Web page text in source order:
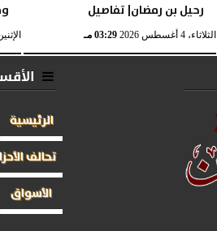
رحيل بن رمضان| تفاصيل
الثلاثاء، 4 أغسطس 2026 03:29 مـ الإثنين، 3
الرئيسية
تحالف
الأسواق